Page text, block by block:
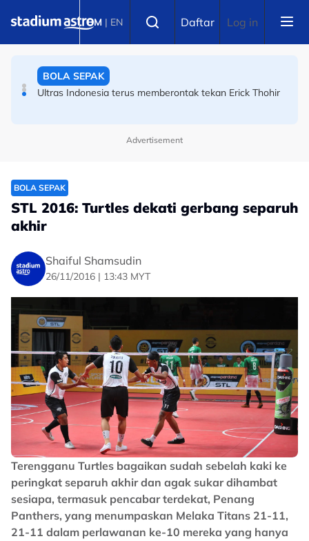
BM | EN Daftar Log in
Ultras Indonesia terus memberontak tekan Erick Thohir
BOLA SEPAK
Piala Hyundai ASEAN: Sejarah tercipta! Indonesia 30
Advertisement
BOLA SEPAK
STL 2016: Turtles dekati gerbang separuh
akhir
Shaiful Shamsudin
26/11/2016 | 13:43 MYT
Terengganu Turtles bagaikan sudah sebelah kaki ke
peringkat separuh akhir dan agak sukar dihambat
sesiapa, termasuk pencabar terdekat, Penang
Panthers, yang menumpaskan Melaka Titans 21-11,
21-11 dalam perlawanan ke-10 mereka yang hanya